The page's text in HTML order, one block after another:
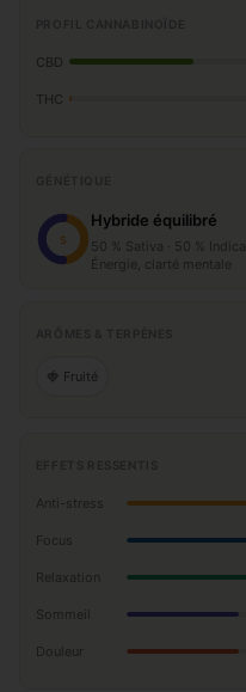
CBD
THC
S
Hybride équilibré
50 % Sativa · 50 % Indica
Énergie, clarté mentale
🍓 Fruité
Anti-stress
Focus
Relaxation
Sommeil
Douleur